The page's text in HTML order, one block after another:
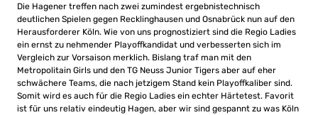
Die Hagener treffen nach zwei zumindest ergebnistechnisch
deutlichen Spielen gegen Recklinghausen und Osnabrück nun auf den
Herausforderer Köln. Wie von uns prognostiziert sind die Regio Ladies
ein ernst zu nehmender Playoffkandidat und verbesserten sich im
Vergleich zur Vorsaison merklich. Bislang traf man mit den
Metropolitain Girls und den TG Neuss Junior Tigers aber auf eher
schwächere Teams, die nach jetzigem Stand kein Playoffkaliber sind.
Somit wird es auch für die Regio Ladies ein echter Härtetest. Favorit
ist für uns relativ eindeutig Hagen, aber wir sind gespannt zu was Köln